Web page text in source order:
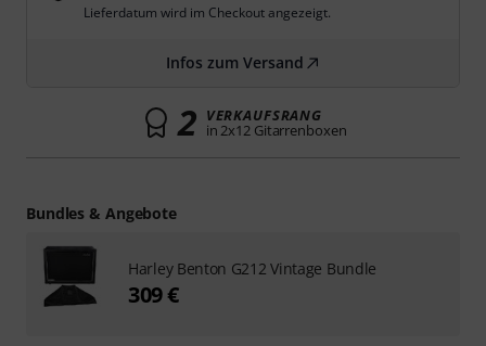
Lieferdatum wird im Checkout angezeigt.
Infos zum Versand
2 VERKAUFSRANG
in 2x12 Gitarrenboxen
Bundles & Angebote
Harley Benton G212 Vintage Bundle
309 €